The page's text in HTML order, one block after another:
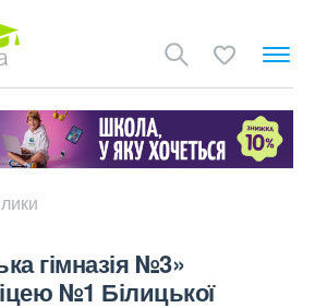
гімназія №3»
№1 Білицької